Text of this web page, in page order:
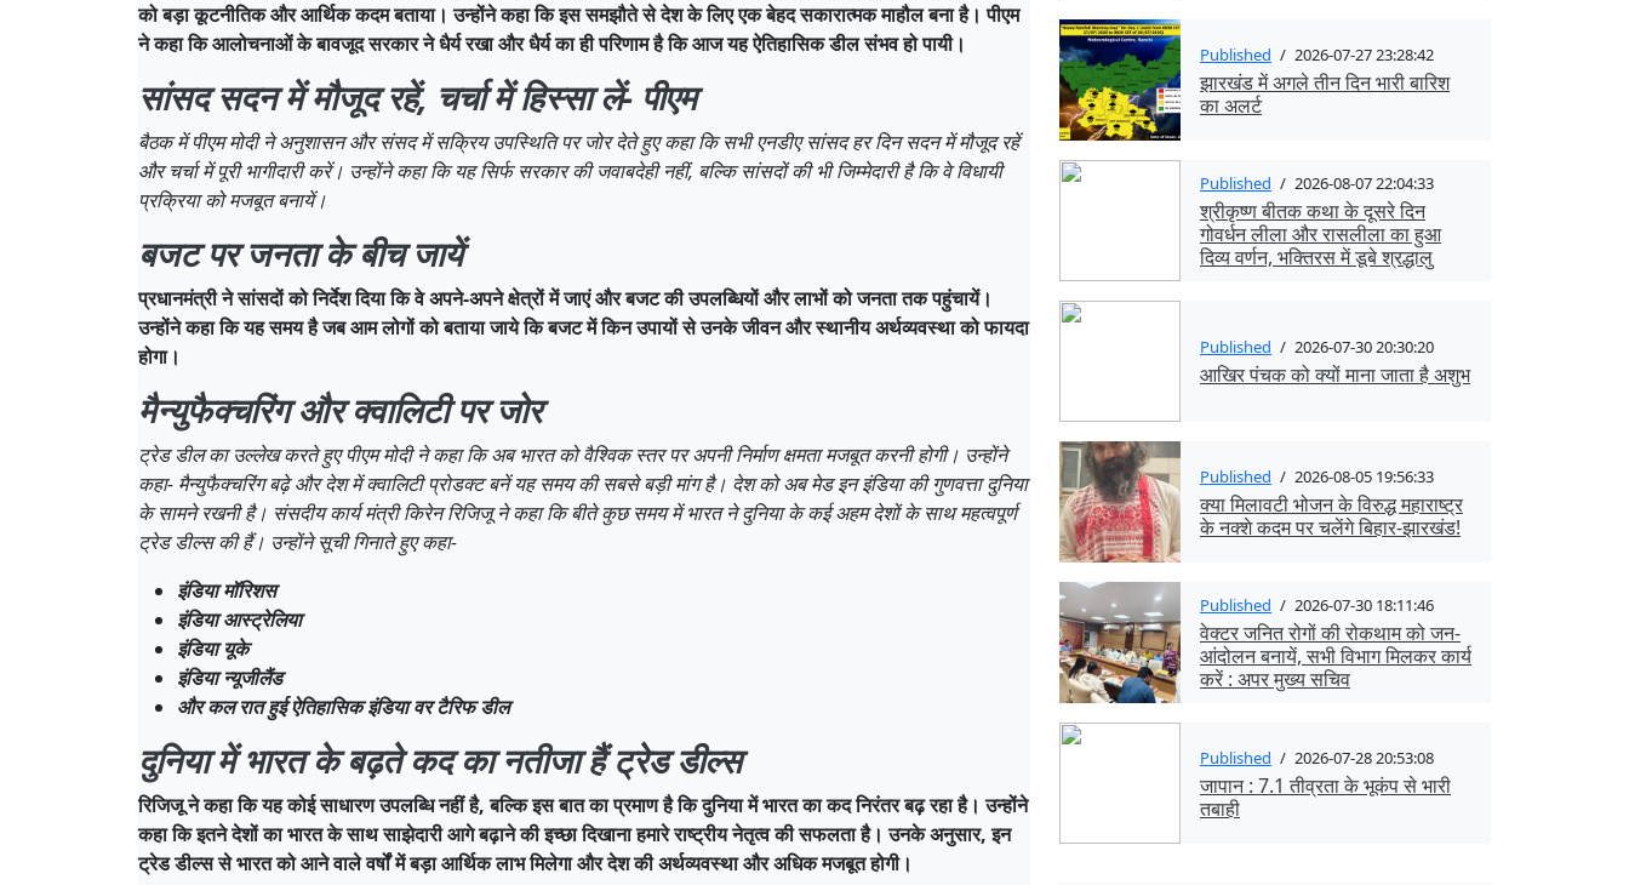
को बड़ा कूटनीतिक और आर्थिक कदम बताया। उन्होंने कहा कि इस समझौते से देश के लिए एक बेहद सकारात्मक माहौल बना है। पीएम
ने कहा कि आलोचनाओं के बावजूद सरकार ने धैर्य रखा और धैर्य का ही परिणाम है कि आज यह ऐतिहासिक डील संभव हो पायी।
सांसद सदन में मौजूद रहें, चर्चा में हिस्सा लें- पीएम
बैठक में पीएम मोदी ने अनुशासन और संसद में सक्रिय उपस्थिति पर जोर देते हुए कहा कि सभी एनडीए सांसद हर दिन सदन में मौजूद रहें
और चर्चा में पूरी भागीदारी करें। उन्होंने कहा कि यह सिर्फ सरकार की जवाबदेही नहीं, बल्कि सांसदों की भी जिम्मेदारी है कि वे विधायी
प्रक्रिया को मजबूत बनायें।
बजट पर जनता के बीच जायें
प्रधानमंत्री ने सांसदों को निर्देश दिया कि वे अपने-अपने क्षेत्रों में जाएं और बजट की उपलब्धियों और लाभों को जनता तक पहुंचायें।
उन्होंने कहा कि यह समय है जब आम लोगों को बताया जाये कि बजट में किन उपायों से उनके जीवन और स्थानीय अर्थव्यवस्था को फायदा
होगा।
मैन्युफैक्चरिंग और क्वालिटी पर जोर
ट्रेड डील का उल्लेख करते हुए पीएम मोदी ने कहा कि अब भारत को वैश्विक स्तर पर अपनी निर्माण क्षमता मजबूत करनी होगी। उन्होंने
कहा- मैन्युफैक्चरिंग बढ़े और देश में क्वालिटी प्रोडक्ट बनें यह समय की सबसे बड़ी मांग है। देश को अब मेड इन इंडिया की गुणवत्ता दुनिया
के सामने रखनी है। संसदीय कार्य मंत्री किरेन रिजिजू ने कहा कि बीते कुछ समय में भारत ने दुनिया के कई अहम देशों के साथ महत्वपूर्ण
ट्रेड डील्स की हैं। उन्होंने सूची गिनाते हुए कहा-
इंडिया मॉरिशस
इंडिया आस्ट्रेलिया
इंडिया यूके
इंडिया न्यूजीलैंड
और कल रात हुई ऐतिहासिक इंडिया वर टैरिफ डील
दुनिया में भारत के बढ़ते कद का नतीजा हैं ट्रेड डील्स
रिजिजू ने कहा कि यह कोई साधारण उपलब्धि नहीं है, बल्कि इस बात का प्रमाण है कि दुनिया में भारत का कद निरंतर बढ़ रहा है। उन्होंने
कहा कि इतने देशों का भारत के साथ साझेदारी आगे बढ़ाने की इच्छा दिखाना हमारे राष्ट्रीय नेतृत्व की सफलता है। उनके अनुसार, इन
ट्रेड डील्स से भारत को आने वाले वर्षों में बड़ा आर्थिक लाभ मिलेगा और देश की अर्थव्यवस्था और अधिक मजबूत होगी।
Published / 2026-07-27 23:28:42
झारखंड में अगले तीन दिन भारी बारिश
का अलर्ट
Published / 2026-08-07 22:04:33
श्रीकृष्ण बीतक कथा के दूसरे दिन
गोवर्धन लीला और रासलीला का हुआ
दिव्य वर्णन, भक्तिरस में डूबे श्रद्धालु
Published / 2026-07-30 20:30:20
आखिर पंचक को क्यों माना जाता है अशुभ
Published / 2026-08-05 19:56:33
क्या मिलावटी भोजन के विरुद्ध महाराष्ट्र
के नक्शे कदम पर चलेंगे बिहार-झारखंड!
Published / 2026-07-30 18:11:46
वेक्टर जनित रोगों की रोकथाम को जन-
आंदोलन बनायें, सभी विभाग मिलकर कार्य
करें : अपर मुख्य सचिव
Published / 2026-07-28 20:53:08
जापान : 7.1 तीव्रता के भूकंप से भारी
तबाही